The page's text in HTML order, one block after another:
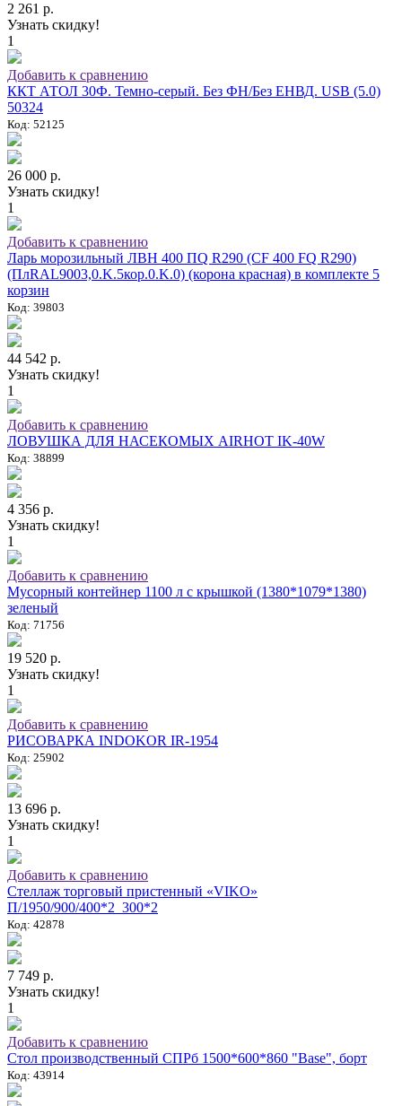
2 261 р.
Узнать скидку!
1
Добавить к сравнению
ККТ АТОЛ 30Ф. Темно-серый. Без ФН/Без ЕНВД. USB (5.0)
50324
Код: 52125
26 000 р.
Узнать скидку!
1
Добавить к сравнению
Ларь морозильный ЛВН 400 ПQ R290 (СF 400 FQ R290)
(ПлRAL9003,0.K.5кор.0.K.0) (корона красная) в комплекте 5
корзин
Код: 39803
44 542 р.
Узнать скидку!
1
Добавить к сравнению
ЛОВУШКА ДЛЯ НАСЕКОМЫХ AIRHOT IK-40W
Код: 38899
4 356 р.
Узнать скидку!
1
Добавить к сравнению
Мусорный контейнер 1100 л с крышкой (1380*1079*1380)
зеленый
Код: 71756
19 520 р.
Узнать скидку!
1
Добавить к сравнению
РИСОВАРКА INDOKOR IR-1954
Код: 25902
13 696 р.
Узнать скидку!
1
Добавить к сравнению
Стеллаж торговый пристенный «VIKO»
П/1950/900/400*2_300*2
Код: 42878
7 749 р.
Узнать скидку!
1
Добавить к сравнению
Стол производственный СПРб 1500*600*860 "Base", борт
Код: 43914